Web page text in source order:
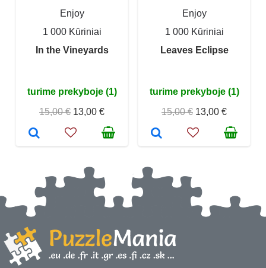
Enjoy
1 000 Kūriniai
In the Vineyards
turime prekyboje (1)
15,00 € 13,00 €
Enjoy
1 000 Kūriniai
Leaves Eclipse
turime prekyboje (1)
15,00 € 13,00 €